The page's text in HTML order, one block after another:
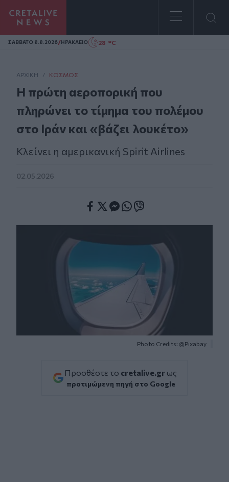
Homepage
ΣAΒΒΑΤΟ 8.8.2026/ΗΡΑΚΛΕΙΟ 28 °C
ΑΡΧΙΚΗ / ΚΌΣΜΟΣ
Η πρώτη αεροπορική που
πληρώνει το τίμημα του πολέμου
στο Ιράν και «βάζει λουκέτο»
Κλείνει η αμερικανική Spirit Airlines
02.05.2026
Photo Credits: @Pixabay
Προσθέστε το cretalive.gr ως
προτιμώμενη πηγή στο Google